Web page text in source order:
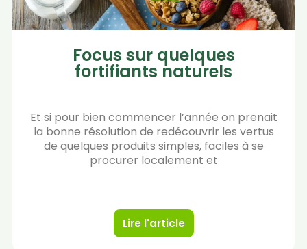
Focus sur quelques
fortifiants naturels
Et si pour bien commencer l’année on prenait
la bonne résolution de redécouvrir les vertus
de quelques produits simples, faciles à se
procurer localement et
Lire l'article